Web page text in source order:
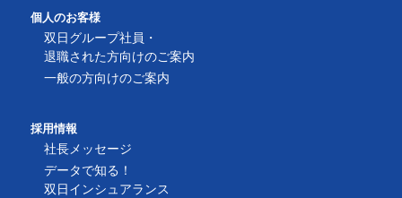
個人のお客様
双日グループ社員・
退職された方向けのご案内
一般の方向けのご案内
採用情報
社長メッセージ
データで知る！
双日インシュアランス